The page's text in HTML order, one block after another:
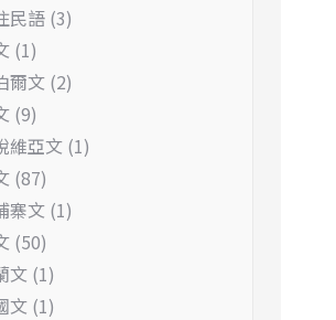
民語 (3)
(1)
爾文 (2)
(9)
維亞文 (1)
(87)
寨文 (1)
(50)
文 (1)
文 (1)